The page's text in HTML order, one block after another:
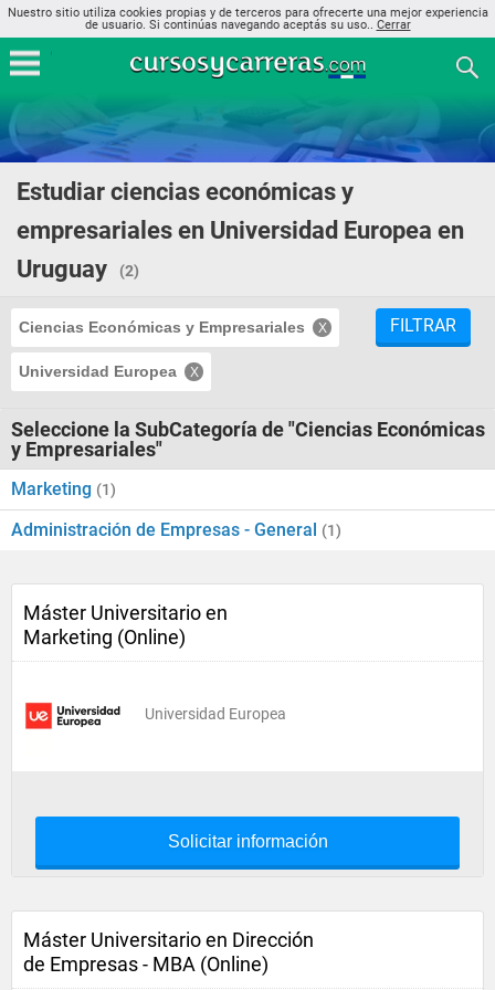
Nuestro sitio utiliza cookies propias y de terceros para ofrecerte una mejor experiencia
de usuario. Si continúas navegando aceptás su uso.. Cerrar
Estudiar ciencias económicas y
empresariales en Universidad Europea en
Uruguay
(2)
Ciencias Económicas y Empresariales
Universidad Europea
FILTRAR
Seleccione la SubCategoría de "Ciencias Económicas
y Empresariales"
Marketing (1)
Administración de Empresas - General (1)
Máster Universitario en
Marketing (Online)
Universidad Europea
Solicitar información
Máster Universitario en Dirección
de Empresas - MBA (Online)